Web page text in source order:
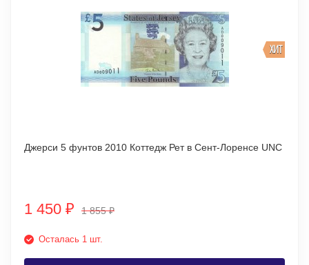
ХИТ
Джерси 5 фунтов 2010 Коттедж Рет в Сент-Лоренсе UNC
1 450 ₽ 1 855₽
Осталась 1 шт.